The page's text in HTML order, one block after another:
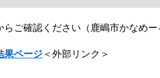
ご確認ください（鹿嶋市かなめ
ページ ＜外部リンク＞